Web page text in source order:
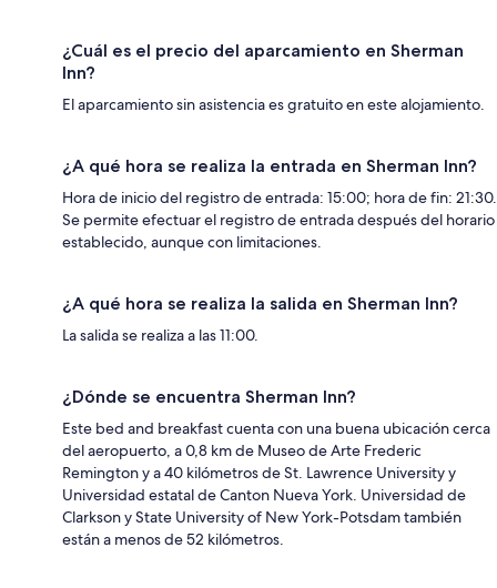
¿Cuál es el precio del aparcamiento en Sherman
Inn?
El aparcamiento sin asistencia es gratuito en este alojamiento.
¿A qué hora se realiza la entrada en Sherman Inn?
Hora de inicio del registro de entrada: 15:00; hora de fin: 21:30.
Se permite efectuar el registro de entrada después del horario
establecido, aunque con limitaciones.
¿A qué hora se realiza la salida en Sherman Inn?
La salida se realiza a las 11:00.
¿Dónde se encuentra Sherman Inn?
Este bed and breakfast cuenta con una buena ubicación cerca
del aeropuerto, a 0,8 km de Museo de Arte Frederic
Remington y a 40 kilómetros de St. Lawrence University y
Universidad estatal de Canton Nueva York. Universidad de
Clarkson y State University of New York-Potsdam también
están a menos de 52 kilómetros.